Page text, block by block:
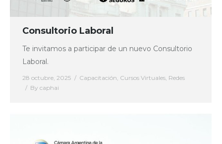
Consultorio Laboral
Te invitamos a participar de un nuevo Consultorio
Laboral.
28 octubre, 2025 Capacitación Cursos Virtuales Redes
By caphai